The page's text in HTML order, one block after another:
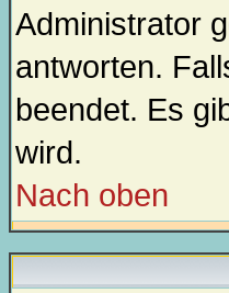
Administrator
antworten.
beendet. Es
wird.
Nach oben